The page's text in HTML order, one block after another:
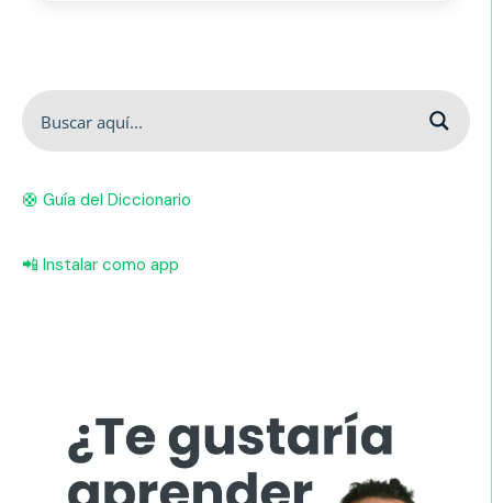
🛟 Guía del Diccionario
📲 Instalar como app